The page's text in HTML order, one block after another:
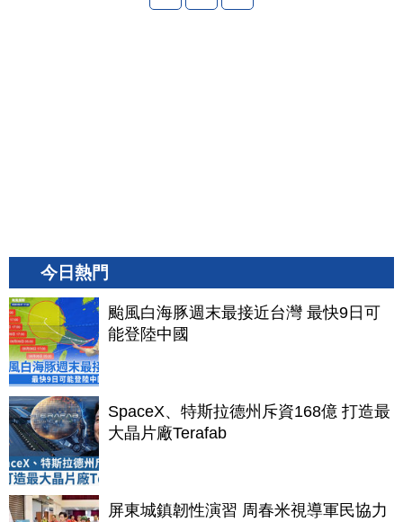
今日熱門
颱風白海豚週末最接近台灣 最快9日可
能登陸中國
SpaceX、特斯拉德州斥資168億 打造最
大晶片廠Terafab
屏東城鎮韌性演習 周春米視導軍民協力